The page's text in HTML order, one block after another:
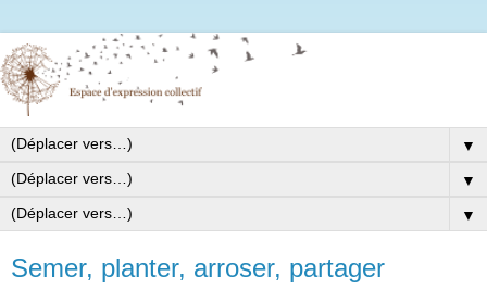
▼
▼
▼
Semer, planter, arroser, partager